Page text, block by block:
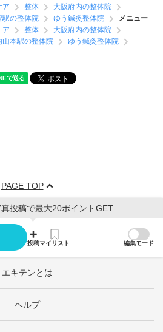
ア 整体
大阪府内の整体院
駅の整体院 ゆう鍼灸整体院
メニュー
ア 整体
大阪府内の整体院
山本駅の整体院
ゆう鍼灸整体院
PAGE TOP
投稿で最大20ポイントGET
投稿マイリスト 編集モード
エキテンとは
ヘルプ